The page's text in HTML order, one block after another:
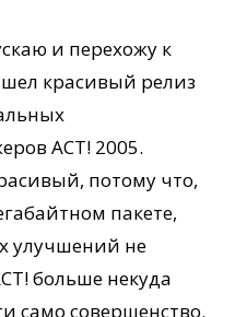
и перехожу к
красивый релиз
ACT! 2005.
потому что,
пакете,
улучшений не
больше некуда
само совершенство.